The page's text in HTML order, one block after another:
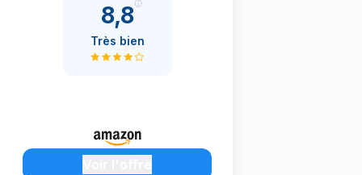
8,8
Très bien